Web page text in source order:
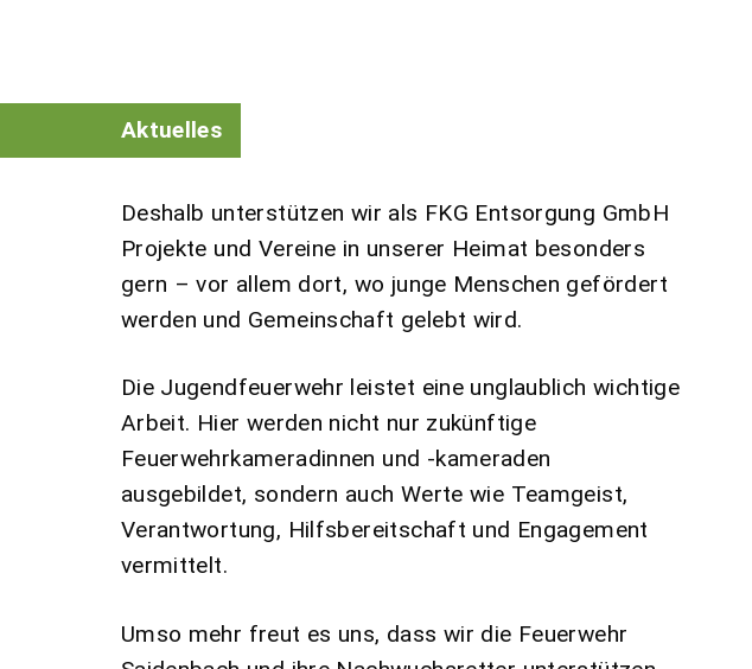
Aktuelles
Deshalb unterstützen wir als FKG Entsorgung GmbH
Projekte und Vereine in unserer Heimat besonders
gern – vor allem dort, wo junge Menschen gefördert
werden und Gemeinschaft gelebt wird.
Die Jugendfeuerwehr leistet eine unglaublich wichtige
Arbeit. Hier werden nicht nur zukünftige
Feuerwehrkameradinnen und -kameraden
ausgebildet, sondern auch Werte wie Teamgeist,
Verantwortung, Hilfsbereitschaft und Engagement
vermittelt.
Umso mehr freut es uns, dass wir die Feuerwehr